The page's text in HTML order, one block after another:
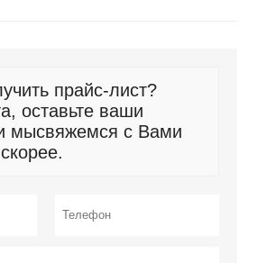
прайс-лист?
оставьте ваши
мысвяжемся с Вами